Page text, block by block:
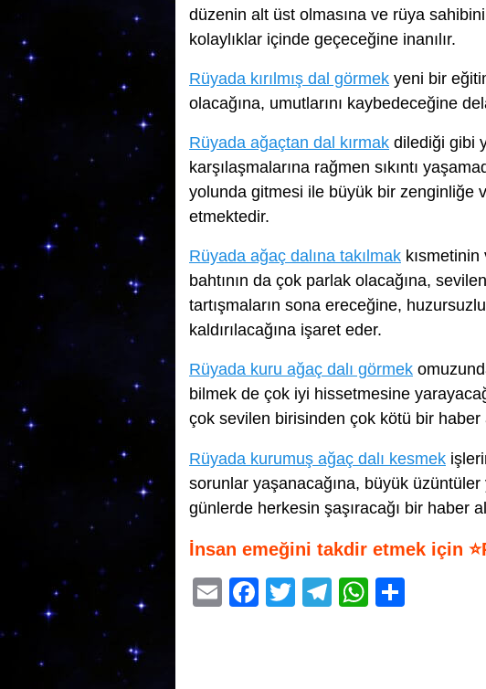
düzenin alt üst olmasına ve rüya
kolaylıklar içinde geçeceğine inanılır.
Rüyada kırılmış dal görmek yeni bir
olacağına, umutlarını kaybedeceğine
Rüyada ağaçtan dal kırmak dilediği gibi
karşılaşmalarına rağmen sıkıntı
yolunda gitmesi ile büyük bir zenginliğe
etmektedir.
Rüyada ağaç dalına takılmak kısmetinin
bahtının da çok parlak olacağına,
tartışmaların sona ereceğine,
kaldırılacağına işaret eder.
Rüyada kuru ağaç dalı görmek
bilmek de çok iyi hissetmesine
çok sevilen birisinden çok kötü bir haber
Rüyada kurumuş ağaç dalı kesmek
sorunlar yaşanacağına, büyük
günlerde herkesin şaşıracağı bir haber
İnsan emeğini takdir etmek için
E
F
T
T
W